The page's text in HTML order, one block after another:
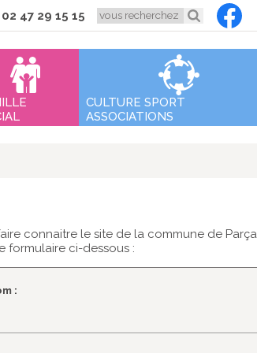
02 47 29 15 15
Aller
CULTURE SPORT
ASSOCIATIONS
connaitre le site de la commune de
formulaire ci-dessous :
: